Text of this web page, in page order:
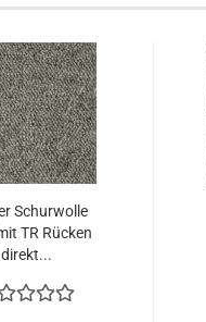
Schurwolle
TR Rücken
direkt...